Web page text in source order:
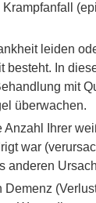
leiden
besteht. In
mit
überwachen.
Anzahl Ihrer
war
anderen
Demenz